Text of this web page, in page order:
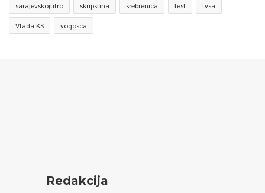
sarajevskojutro skupstina srebrenica test tvsa
Vlada KS vogosca
Redakcija